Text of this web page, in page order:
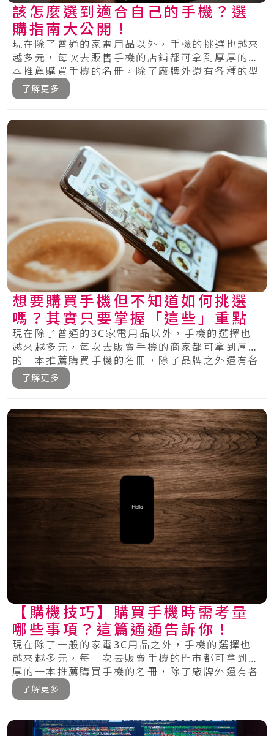
該怎麼選到適合自己的手機？選
購指南大公開！
現在除了普通的家電用品以外，手機的挑選也越來
越多元，每次去販售手機的店鋪都可拿到厚厚的一
本推薦購買手機的名冊，除了廠牌外還有各種的型
號，.....
了解更多
想要購買手機但不知道如何挑選
嗎？其實只要掌握「這些」重點
現在除了普通的3C家電用品以外，手機的選擇也
越來越多元，每次去販賣手機的商家都可拿到厚厚
的一本推薦購買手機的名冊，除了品牌之外還有各
種的.....
了解更多
【購機技巧】購買手機時需考量
哪些事項？這篇通通告訴你！
現在除了一般的家電3C用品之外，手機的選擇也
越來越多元，每一次去販賣手機的門市都可拿到厚
厚的一本推薦購買手機的名冊，除了廠牌外還有各
種的.....
了解更多